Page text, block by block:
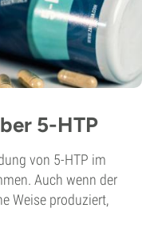
5-HTP
von 5-HTP im
Auch wenn der
Weise produziert,